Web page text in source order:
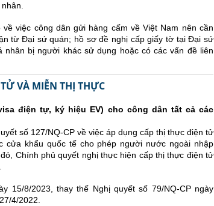
việc công dân gửi hàng cấm về Việt Nam nên cần
từ Đại sứ quán; hồ sơ đề nghị cấp giấy tờ tại Đại sứ
bị người khác sử dụng hoặc có các vấn đề liên
VÀ MIỄN THỊ THỰC
điện tự, ký hiệu EV) cho công dân tất cả các
số 127/NQ-CP về việc áp dụng cấp thị thực điện tử
cửa khẩu quốc tế cho phép người nước ngoài nhập
Chính phủ quyết nghị thực hiện cấp thị thực điện tử
15/8/2023, thay thế Nghị quyết số 79/NQ-CP ngày
4/2022.